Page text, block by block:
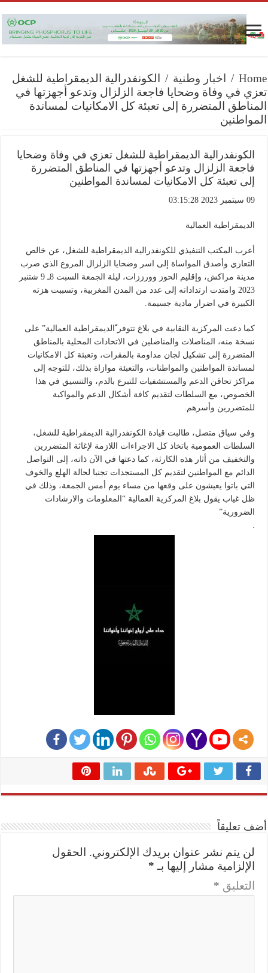
Home
/ اخبار وطنية /
الكونفدرالية الديمقراطية للشغل
تعزي في وفاة وضحايا فاجعة الزلزال وتدعو أجهزتها في
المناطق المتضررة إلى تعبئة كل الامكانيات لمساندة
المواطنين
الكونفدرالية الديمقراطية للشغل تعزي في وفاة وضحايا
فاجعة الزلزال وتدعو أجهزتها في المناطق المتضررة
إلى تعبئة كل الامكانيات لمساندة المواطنين
09 سبتمبر 2023 03:15:28
الديمقراطية العمالية
أعرب المكتب التنفيذي للكونفدرالية الديمقراطية للشغل، عن خالص
التعازي وأصدق المواساة إلى اسر وضحايا الزلزال المروع الذي ضرب
مدينة مراكش، وإقليم الحوز وورززات، ليلة الجمعة السبت 8ـ 9 شتنبر
2023 وامتدت ارتداداته إلى عدد من المدن المغربية، وتسببت هزته
الكبيرة في اضرار مادية جسيمة.
كما دعت المركزية النقابية في بلاغ تتوفر ّالديمقراطية العمالية” على
نسخة منه، المناضلات والمناضلين في الاتحادات المحلية بالمناطق
المتضررة إلى تشكيل لجان مداومة بالمقرات، وتعبئة كل الامكانيات
لمساندة المواطنين والمواطنات، والتعبئة موازاة بذلك، للتوجه إلى
مراكز تحاقن الدعم والمستشفيات للتبرع بالدم، والتنسيق في هذا
الخصوص، مع السلطات لتقديم كافة أشكال الدعم والمواكبة
للمتضررين وأسرهم.
وفي سياق متصل، طالبت قيادة الكونفدرالية الديمقراطية للشغل،
السلطات العمومية باتخاذ كل الاجراءات اللازمة لإغاثة المتضررين
والتخفيف من أثار هذه الكارثة، كما دعتها في الآن ذاته، إلى التواصل
الدائم مع المواطنين لتقديم كل المستجدات تجنبا لحالة الهلع والخوف
التي باتوا يعيشون على وقعها من مساء يوم أمس الجمعة، وذلك في
ظل غياب يقول بلاغ المركزية العمالية “المعلومات والارشادات
الضرورية”
.
أضف تعليقاً
لن يتم نشر عنوان بريدك الإلكتروني.
الحقول
الإلزامية مشار إليها بـ *
التعليق *